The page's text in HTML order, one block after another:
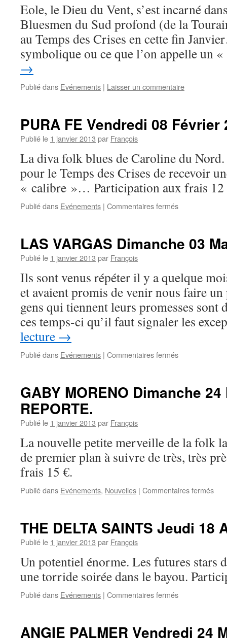
Eole, le Dieu du Vent, s’est incarné
Bluesmen du Sud profond (de la
au Temps des Crises en cette fin
symbolique ou ce que l’on appelle un
→
Publié dans Evénements | Laisser un commentaire
PURA FE Vendredi 08 Février
Publié le 1 janvier 2013 par François
La diva folk blues de Caroline du
pour le Temps des Crises de recevoir
« calibre »… Participation aux frais 12
Publié dans Evénements | Commentaires ferméssur
08
à
21h.
LAS VARGAS Dimanche 03
Publié le 1 janvier 2013 par François
Ils sont venus répéter il y a quelque
et avaient promis de venir nous faire
gens qui tiennent leurs promesses sont
ces temps-ci qu’il faut signaler les
lecture →
Publié dans Evénements | Commentaires ferméssur
03
GABY MORENO Dimanche
REPORTE.
Publié le 1 janvier 2013 par François
La nouvelle petite merveille de la folk
de premier plan à suivre de très, très
frais 15 €.
Publié dans Evénements, Nouvelles | Commentaires ferméssur
24
THE DELTA SAINTS Jeudi 18
Publié le 1 janvier 2013 par François
Un potentiel énorme. Les futures stars
une torride soirée dans le bayou.
Publié dans Evénements | Commentaires ferméssur
Jeudi
ANGIE PALMER Vendredi 24